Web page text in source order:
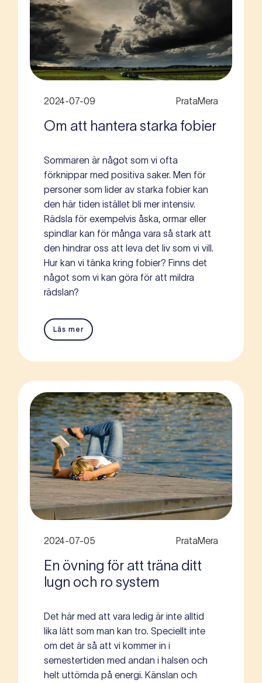
2024-07-09 PrataMera
Om att hantera starka fobier
Sommaren är något som vi ofta
förknippar med positiva saker. Men för
personer som lider av starka fobier kan
den här tiden istället bli mer intensiv.
Rädsla för exempelvis åska, ormar eller
spindlar kan för många vara så stark att
den hindrar oss att leva det liv som vi vill.
Hur kan vi tänka kring fobier? Finns det
något som vi kan göra för att mildra
rädslan?
Läs mer
2024-07-05 PrataMera
En övning för att träna ditt
lugn och ro system
Det här med att vara ledig är inte alltid
lika lätt som man kan tro. Speciellt inte
om det är så att vi kommer in i
semestertiden med andan i halsen och
helt uttömda på energi. Känslan och